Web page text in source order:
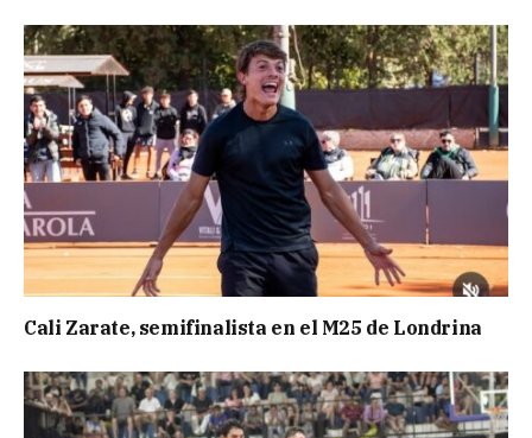
Cali Zarate, semifinalista en el M25 de Londrina